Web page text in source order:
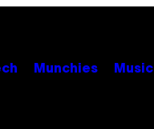
Munchies Music